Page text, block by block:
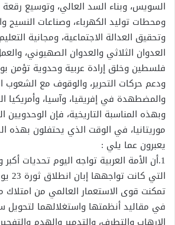
السويس، وبناء السد العالي، وتوسيع رقعة
ومحطات توليد الكهرباء، وصناعات النسيج
وتحقيق العدالة الاجتماعية، ومجانية
العدوان الثلاثي والعدوان الصهيوني،
فلسطين وخلق إرادة عربية وحدوية تؤمن
ودعم حركات التحرير، والوقوف مع الشعوب
والمضطهدة في إفريقيا، وآسيا، وأمريكيا
وبهذه المناسبة التاريخية، فإن الوحدويين
موريتانيا، في الوقت الذي يحتفلون بهذه
يعبرون عما يلي :
1.أن الأمة العربية تواجه اليوم تحديات
تمكنت قوى الاستعمار العالمي من امتلاك
في مقاليد أنظمتها واستغلالهما لتحويل